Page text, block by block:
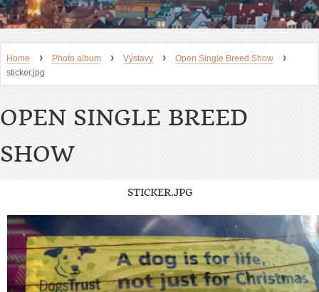
Home › Photo album › Výstavy › Open Single Breed Show ›
sticker.jpg
OPEN SINGLE BREED
SHOW
STICKER.JPG